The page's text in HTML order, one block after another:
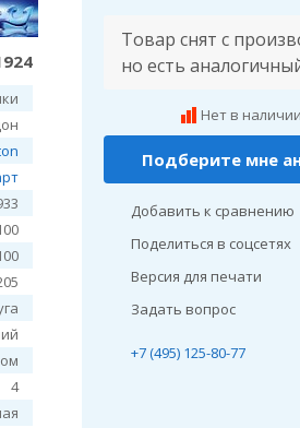
4
Товар снят с
но есть
Нет в наличии
Подберите мне
Добавить к сравнению
Поделиться в соцсетях
Версия для печати
Задать вопрос
+7 (495) 125-80-77